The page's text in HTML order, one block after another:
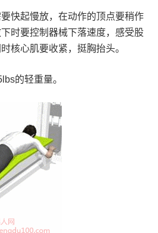
快起慢放，在动作的顶点要稍作
时要控制器械下落速度，感受股
核心肌要收紧，挺胸抬头。
的轻重量。